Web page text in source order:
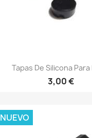
Tapas De Silicona Para
3,00 €
NUEVO